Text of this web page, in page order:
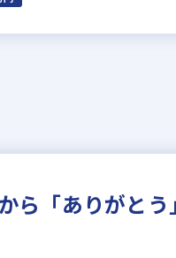
ら「ありがと